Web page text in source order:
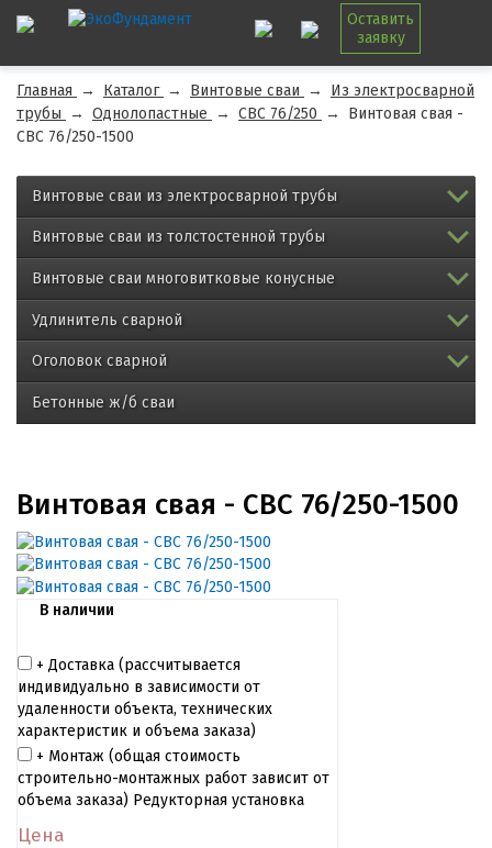
Оставить
заявку
Главная → Каталог → Винтовые сваи →
Из электросварной
трубы → Однолопастные → СВС 76/250 →
Винтовая свая -
СВС 76/250-1500
Винтовые сваи из электросварной трубы
Винтовые сваи из толстостенной трубы
Винтовые сваи многовитковые конусные
Удлинитель сварной
Оголовок сварной
Бетонные ж/б сваи
Винтовая свая - СВС 76/250-1500
В наличии
+ Доставка (рассчитывается
индивидуально в зависимости от
удаленности объекта, технических
характеристик и объема заказа)
+ Монтаж (общая cтоимость
строительно-монтажных работ зависит от
объема заказа) Редукторная установка
Цена